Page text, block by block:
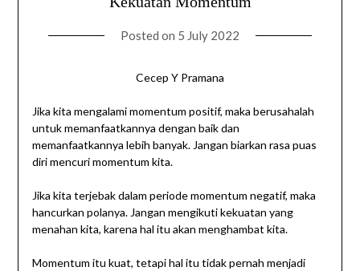
Posted on 5 July 2022
Cecep Y Pramana
Jika kita mengalami momentum positif, maka berusahalah
untuk memanfaatkannya dengan baik dan
memanfaatkannya lebih banyak. Jangan biarkan rasa puas
diri mencuri momentum kita.
Jika kita terjebak dalam periode momentum negatif, maka
hancurkan polanya. Jangan mengikuti kekuatan yang
menahan kita, karena hal itu akan menghambat kita.
Momentum itu kuat, tetapi hal itu tidak pernah menjadi